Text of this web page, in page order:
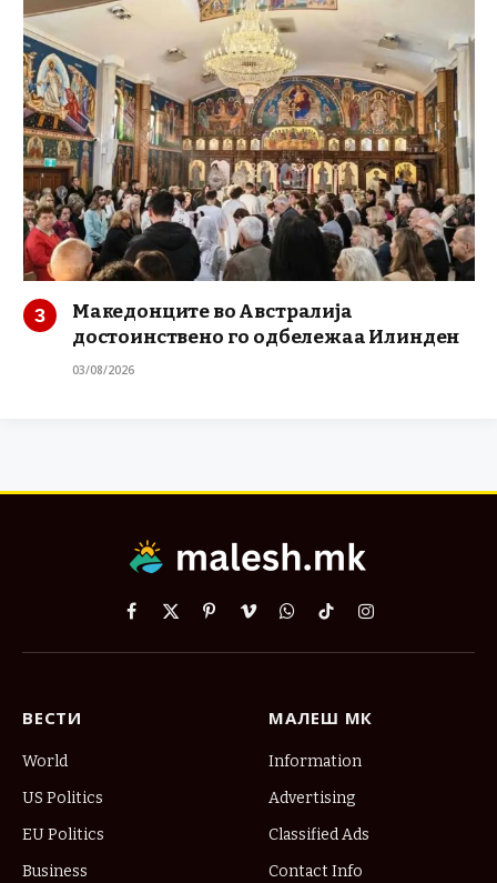
Македонците во Австралија
достоинствено го одбележаа Илинден
03/08/2026
Facebook
X
PinterestVimeoWhatsApp
TikTokInstagram
ВЕСТИ
World
US Politics
EU Politics
Business
МАЛЕШ МК
Information
Advertising
Classified Ads
Contact Info